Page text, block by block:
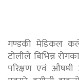
गण्डकी मेडिकल
टोलीले बिभिन्न
परिक्षण एवं औषधी